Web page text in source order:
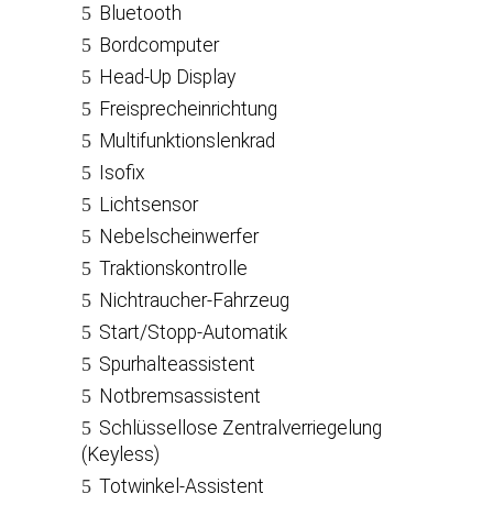
Bluetooth
Bordcomputer
Head-Up Display
Freisprecheinrichtung
Multifunktionslenkrad
Isofix
Lichtsensor
Nebelscheinwerfer
Traktionskontrolle
Nichtraucher-Fahrzeug
Start/Stopp-Automatik
Spurhalteassistent
Notbremsassistent
Schlüssellose Zentralverriegelung
(Keyless)
Totwinkel-Assistent